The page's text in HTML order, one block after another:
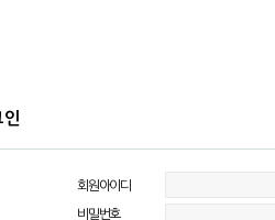
인
회원아이디
비밀번호